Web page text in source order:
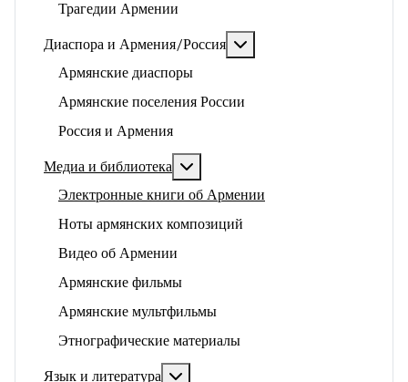
Трагедии Армении
Диаспора и Армения/Россия
Армянские диаспоры
Армянские поселения России
Россия и Армения
Медиа и библиотека
Электронные книги об Армении
Ноты армянских композиций
Видео об Армении
Армянские фильмы
Армянские мультфильмы
Этнографические материалы
Язык и литература